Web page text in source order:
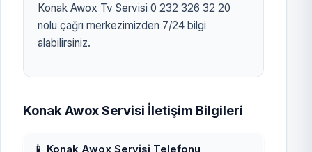
Konak Awox Tv Servisi 0 232 326 32 20
nolu çağrı merkezimizden 7/24 bilgi
alabilirsiniz.
Konak Awox Servisi İletişim Bilgileri
📱 Konak Awox Servisi Telefonu